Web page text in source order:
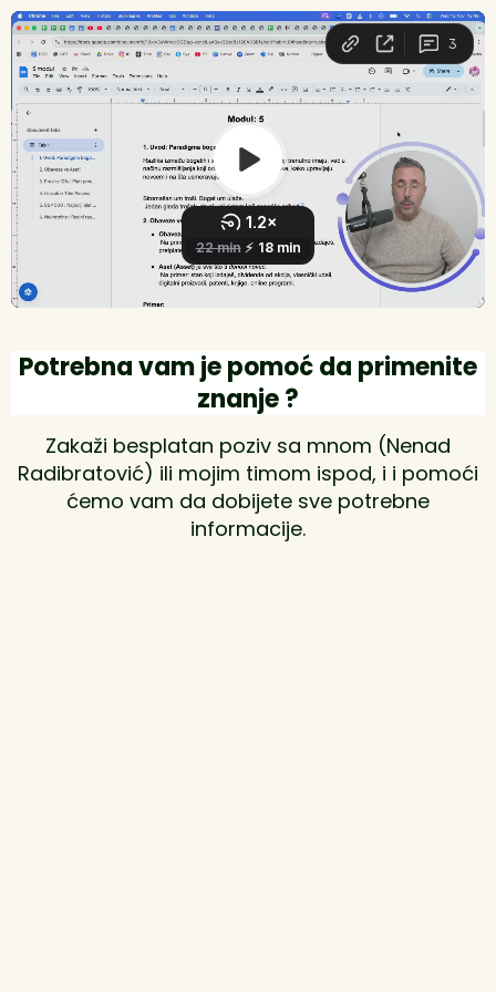
Potrebna vam je pomoć da primenite
znanje ?
Zakaži besplatan poziv sa mnom (Nenad
Radibratović) ili mojim timom ispod, i i pomoći
ćemo vam da dobijete sve potrebne
informacije.